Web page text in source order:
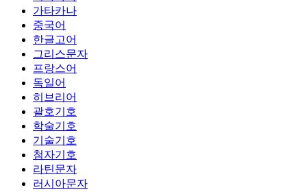
가타카나
중국어
한글고어
그리스문자
프랑스어
독일어
히브리어
괄호기호
학술기호
기술기호
첨자기호
라틴문자
러시아문자